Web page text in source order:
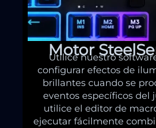
Motor
Utilice nuestro
configurar efectos de
brillantes cuando se
eventos específicos del
utilice el editor de
ejecutar fácilmente